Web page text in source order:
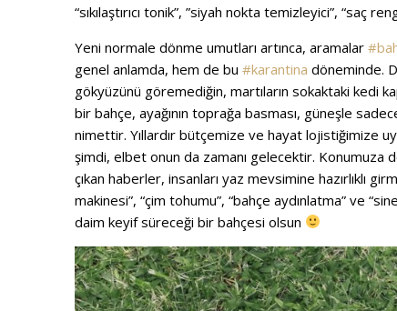
“sıkılaştırıcı tonik”, ”siyah nokta temizleyici”, “saç
Yeni normale dönme umutları artınca, aramalar
genel anlamda, hem de bu #karantina döneminde.
gökyüzünü göremediğin, martıların sokaktaki kedi
bir bahçe, ayağının toprağa basması, güneşle
nimettir. Yıllardır bütçemize ve hayat lojistiğimize
şimdi, elbet onun da zamanı gelecektir. Konumuza
çıkan haberler, insanları yaz mevsimine hazırlıklı
makinesi”, “çim tohumu”, “bahçe aydınlatma” ve
daim keyif süreceği bir bahçesi olsun